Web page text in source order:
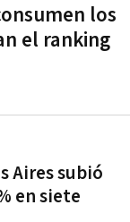
los
el ranking
Aires subió
en siete